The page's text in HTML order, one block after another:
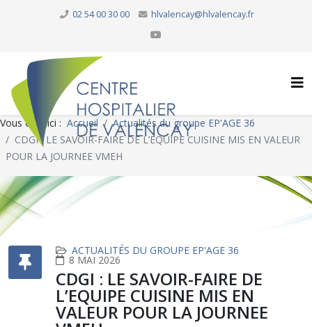
02 54 00 30 00 hlvalencay@hlvalencay.fr
Vous êtes ici : Accueil
Actualités du groupe EP'AGE 36
CDGI : LE SAVOIR-FAIRE DE L’EQUIPE CUISINE MIS EN VALEUR
POUR LA JOURNEE VMEH
ACTUALITÉS DU GROUPE EP'AGE 36
8 MAI 2026
CDGI : LE SAVOIR-FAIRE DE
L’EQUIPE CUISINE MIS EN
VALEUR POUR LA JOURNEE